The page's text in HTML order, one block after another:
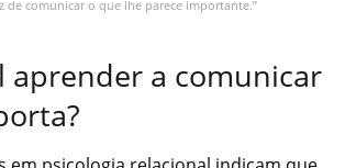
de comunicar o que lhe parece importante.”
aprender a comunicar